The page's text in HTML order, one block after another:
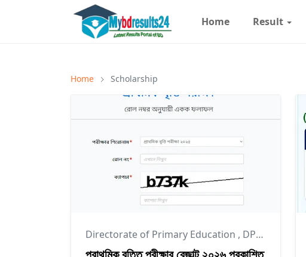
Home Result
Home Scholarship
Directorate of Primary Education , DPE